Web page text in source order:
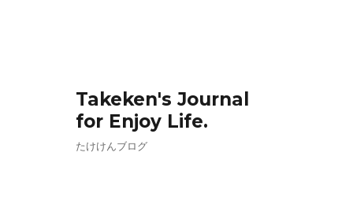
Takeken's Journal
for Enjoy Life.
たけけんブログ